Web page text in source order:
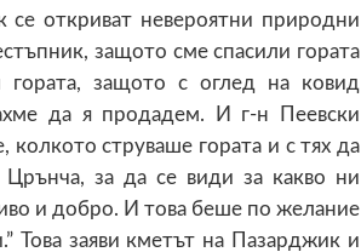
откриват невероятни природни
защото сме спасили гората
защото с оглед на ковид
да я продадем. И г-н Пеевски
колкото струваше гората и с тях да
за да се види за какво ни
и добро. И това беше по желание
Това заяви кметът на Пазарджик и